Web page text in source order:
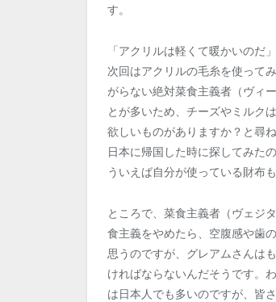
す。
「アクリルは軽くて暖かいのだ
次回はアクリルの毛糸を使って
がらない絶対菜食主義者（ヴィ
とが多いため、チーズやミルク
欲しいものがありますか？と尋
日本に帰国した時に探してみた
ういえば自分が使っている財布も
ところで、菜食主義者（ヴェジ
食主義をやめたら、空腹感や歯
思うのですが、グレアムさんは
ければならないんだそうです。
は日本人でも多いのですが、皆